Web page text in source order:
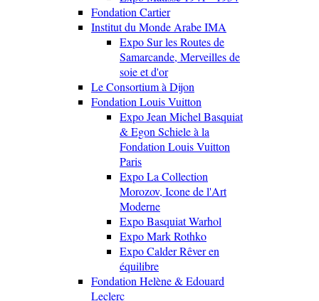
Fondation Cartier
Institut du Monde Arabe IMA
Expo Sur les Routes de
Samarcande, Merveilles de
soie et d'or
Le Consortium à Dijon
Fondation Louis Vuitton
Expo Jean Michel Basquiat
& Egon Schiele à la
Fondation Louis Vuitton
Paris
Expo La Collection
Morozov, Icone de l'Art
Moderne
Expo Basquiat Warhol
Expo Mark Rothko
Expo Calder Rêver en
équilibre
Fondation Helène & Edouard
Leclerc